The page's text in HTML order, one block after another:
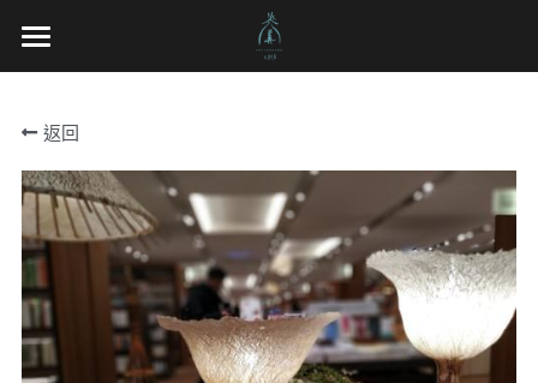
光織屋
關於我們
工法精神
家飾空間
作品介紹
返回
部落格分類
展覽
工法精神
空間裝置
地景藝術